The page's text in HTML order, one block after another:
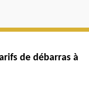
de débarras à